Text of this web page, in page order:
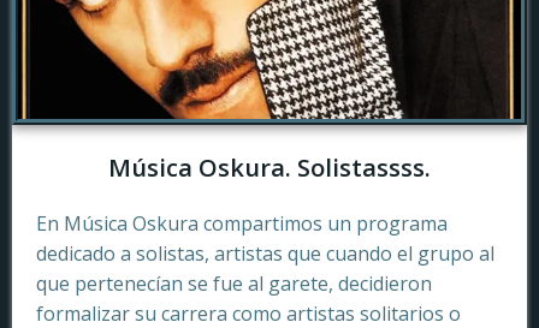
Música Oskura. Solistassss.
En Música Oskura compartimos un programa
dedicado a solistas, artistas que cuando el grupo al
que pertenecían se fue al garete, decidieron
formalizar su carrera como artistas solitarios o